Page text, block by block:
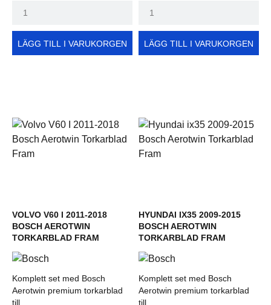
LÄGG TILL I VARUKORGEN LÄGG TILL I VARUKORGEN
VOLVO V60 I 2011-2018
BOSCH AEROTWIN
TORKARBLAD FRAM
Komplett set med Bosch
Aerotwin premium torkarblad
till...
HYUNDAI IX35 2009-2015
BOSCH AEROTWIN
TORKARBLAD FRAM
Komplett set med Bosch
Aerotwin premium torkarblad
till...